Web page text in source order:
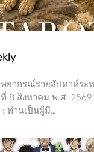
พยากรณ์รายสัปดาห์ระ
8 สิงหาคม พ.ศ.
: ท่านเป็นผู้มี…